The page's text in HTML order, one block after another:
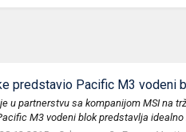
predstavio Pacific M3 vodeni
u partnerstvu sa kompanijom MSI na
M3 vodeni blok predstavlja